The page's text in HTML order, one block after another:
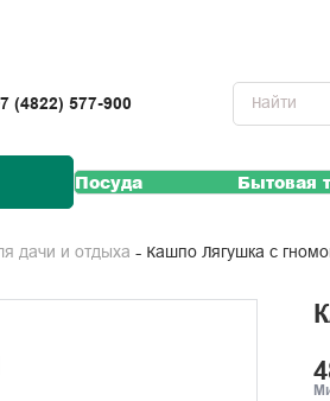
(4822) 577-900
Посуда Бытовая
дачи и отдыха Кашпо Лягушка с